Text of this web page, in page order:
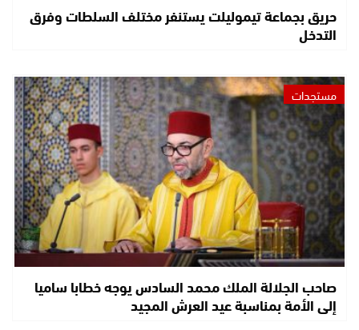
حريق بجماعة تيموليلت يستنفر مختلف السلطات وفرق
التدخل
مستجدات
صاحب الجلالة الملك محمد السادس يوجه خطابا ساميا
إلى الأمة بمناسبة عيد العرش المجيد